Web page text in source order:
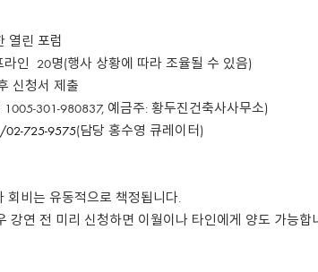
열린 포럼
인 20명(행사 상황에 따라 조율될 수 있음)
신청서 제출
301-980837, 예금주: 황두진건축사사무소)
02-725-9575(담당 홍수영 큐레이터)
회비는 유동적으로 책정됩니다.
강연 전 미리 신청하면 이월이나 타인에게 양도 가능합